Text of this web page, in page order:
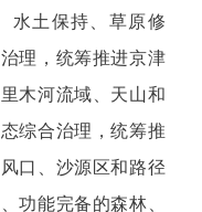
水土保持、草原修
理，统筹推进京津
木河流域、天山和
综合治理，统筹推
口、沙源区和路径
功能完备的森林、